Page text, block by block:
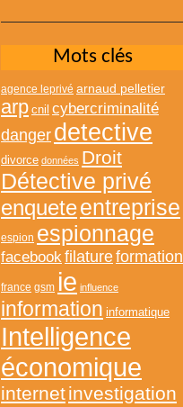
Mots clés
agence leprivé arnaud pelletier
arp cnil cybercriminalité
danger detective
divorce données Droit
Détective privé
enqueteentreprise
espion espionnage
facebookfilatureformation
france gsm ie influence
information informatique
Intelligence
économique
internetinvestigation